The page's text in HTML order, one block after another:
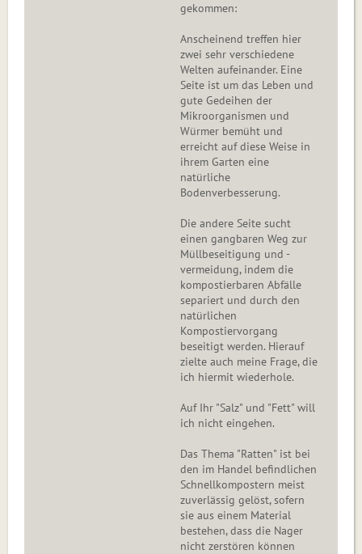
gekommen:
Anscheinend treffen hier
zwei sehr verschiedene
Welten aufeinander. Eine
Seite ist um das Leben und
gute Gedeihen der
Mikroorganismen und
Würmer bemüht und
erreicht auf diese Weise in
ihrem Garten eine
natürliche
Bodenverbesserung.
Die andere Seite sucht
einen gangbaren Weg zur
Müllbeseitigung und -
vermeidung, indem die
kompostierbaren Abfälle
separiert und durch den
natürlichen
Kompostiervorgang
beseitigt werden. Hierauf
zielte auch meine Frage, die
ich hiermit wiederhole.
Auf Ihr "Salz" und "Fett" will
ich nicht eingehen.
Das Thema "Ratten" ist bei
den im Handel befindlichen
Schnellkompostern meist
zuverlässig gelöst, sofern
sie aus einem Material
bestehen, dass die Nager
nicht zerstören können